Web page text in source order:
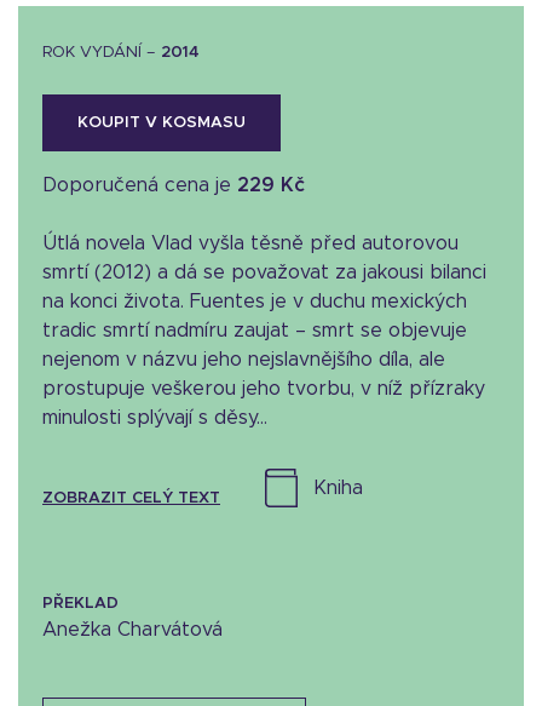
ROK VYDÁNÍ – 2014
KOUPIT V KOSMASU
Doporučená cena je 229 Kč
Útlá novela Vlad vyšla těsně před autorovou
smrtí (2012) a dá se považovat za jakousi bilanci
na konci života. Fuentes je v duchu mexických
tradic smrtí nadmíru zaujat – smrt se objevuje
nejenom v názvu jeho nejslavnějšího díla, ale
prostupuje veškerou jeho tvorbu, v níž přízraky
minulosti splývají s děsy...
ZOBRAZIT CELÝ TEXT
kniha
PŘEKLAD
Anežka Charvátová